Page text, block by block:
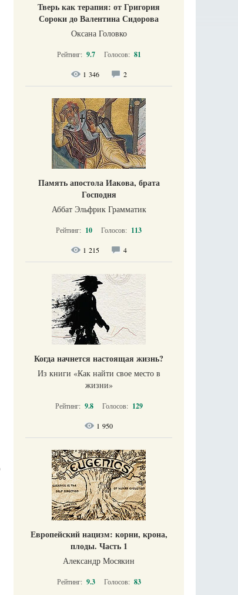
Тверь как терапия: от Григория
Сороки до Валентина Сидорова
Оксана Головко
Рейтинг: 9.7 Голосов: 81
1 346 2
Память апостола Иакова, брата
Господня
Аббат Эльфрик Грамматик
Рейтинг: 10 Голосов: 113
1 215 4
Когда начнется настоящая жизнь?
Из книги «Как найти свое место в
жизни​»
Рейтинг: 9.8 Голосов: 129
1 950
Европейский нацизм: корни, крона,
плоды. Часть 1
Александр Мосякин
Рейтинг: 9.3 Голосов: 83